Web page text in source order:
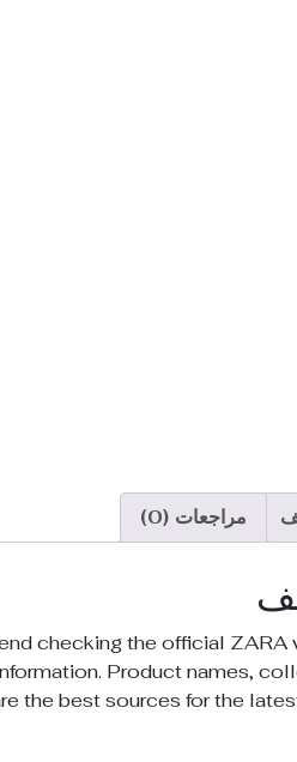
مراجعات (0)
checking the official ZARA
Product names,
the best sources for the